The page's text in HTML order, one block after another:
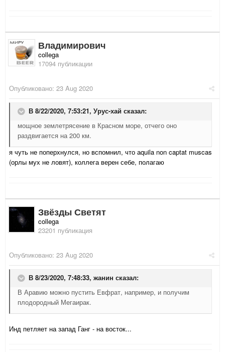
Владимирович
collega
17094 публикации
Опубликовано: 23 Aug 2020
В 8/22/2020, 7:53:21, Урус-хай сказал:
мощное землетрясение в Красном море, отчего оно
раздвигается на 200 км.
я чуть не поперхнулся, но вспомнил, что аquila non captat muscas
(орлы мух не ловят), коллега верен себе, полагаю
Звёзды Светят
collega
23201 публикация
Опубликовано: 23 Aug 2020
В 8/23/2020, 7:48:33, жанин сказал:
В Аравию можно пустить Евфрат, например, и получим
плодородный Мегаирак.
Инд петляет на запад Ганг - на восток...